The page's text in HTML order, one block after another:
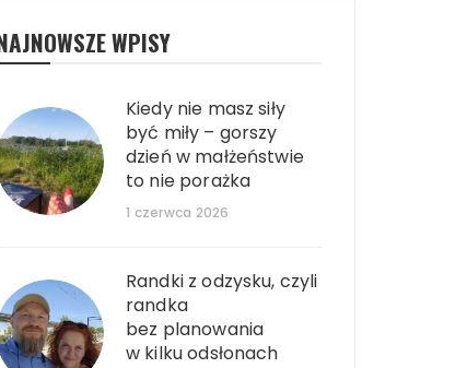
WPISY
Kiedy nie masz siły
być miły – gorszy
dzień w małżeństwie
to nie porażka
1 czerwca 2026
Randki z odzysku, czyli
randka
bez planowania
w kilku odsłonach